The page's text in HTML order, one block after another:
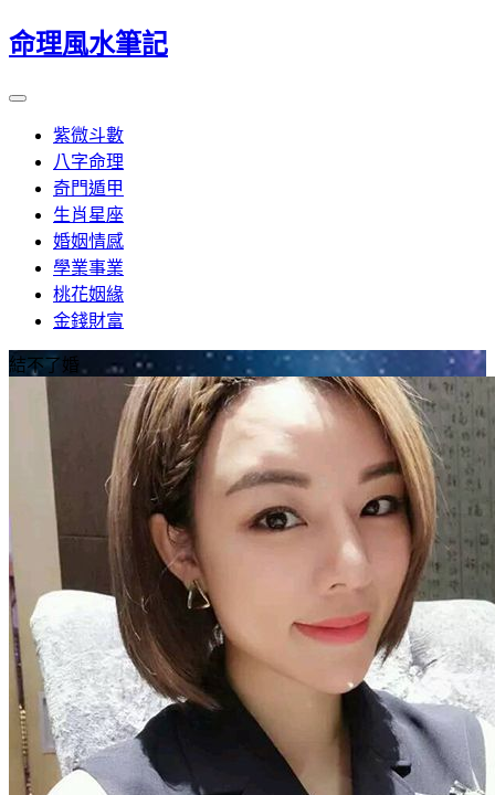
命理風水筆記
紫微斗數
八字命理
奇門遁甲
生肖星座
婚姻情感
學業事業
桃花姻緣
金錢財富
結不了婚